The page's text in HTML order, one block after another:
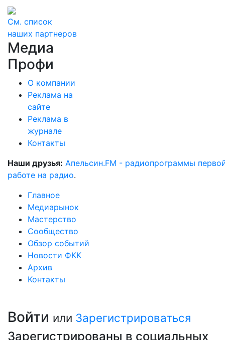
См. список
наших партнеров
Медиа
Профи
О компании
Реклама на
сайте
Реклама в
журнале
Контакты
Наши друзья: Апельсин.FM - радиопрограммы
работе на радио.
Главное
Медиарынок
Мастерство
Сообщество
Обзор событий
Новости ФКК
Архив
Контакты
Войти или Зарегистрироваться
Зарегистрированы в социальных